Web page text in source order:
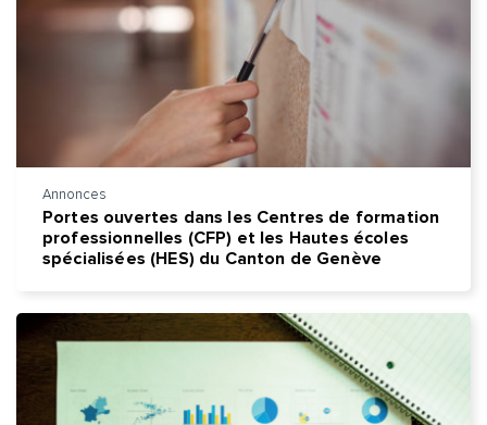
Annonces
Portes ouvertes dans les Centres de formation
professionnelles (CFP) et les Hautes écoles
spécialisées (HES) du Canton de Genève